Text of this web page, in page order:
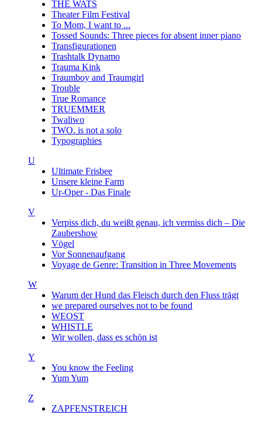
THE WATS
Theater Film Festival
To Mom, I want to ...
Tossed Sounds: Three pieces for absent inner piano
Transfigurationen
Trashtalk Dynamo
Trauma Kink
Traumboy and Traumgirl
Trouble
True Romance
TRUEMMER
Twaliwo
TWO. is not a solo
Typographies
U
Ultimate Frisbee
Unsere kleine Farm
Ur-Oper - Das Finale
V
Verpiss dich, du weißt genau, ich vermiss dich – Die
Zaubershow
Vögel
Vor Sonnenaufgang
Voyage de Genre: Transition in Three Movements
W
Warum der Hund das Fleisch durch den Fluss trägt
we prepared ourselves not to be found
WEOST
WHISTLE
Wir wollen, dass es schön ist
Y
You know the Feeling
Yum Yum
Z
ZAPFENSTREICH